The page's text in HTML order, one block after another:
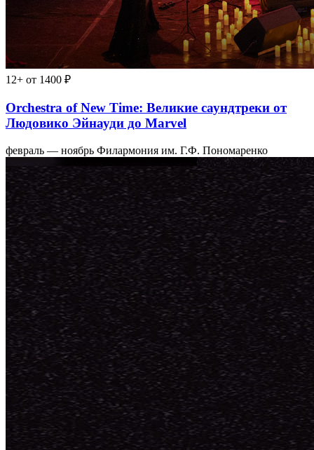
12+ от 1400 ₽
Orchestra of New Time: Великие саундтреки от
Людовико Эйнауди до Marvel
февраль — ноябрь Филармония им. Г.Ф. Пономаренко